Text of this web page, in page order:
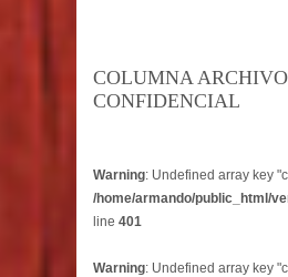
COLUMNA ARCHIVO
CONFIDENCIAL
Warning: Undefined array key
/home/armando/public_html/
line 401
Warning: Undefined array key